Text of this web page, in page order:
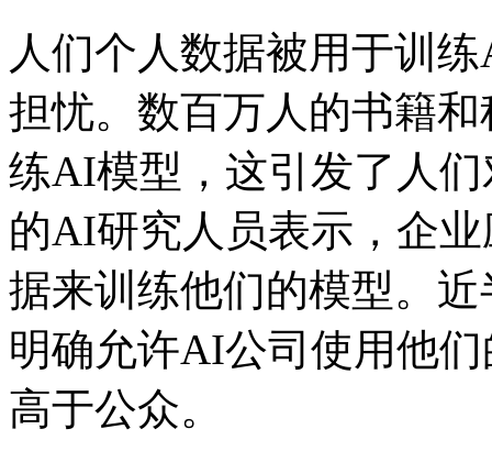
人们个人数据被用于训
担忧。数百万人的书籍
练AI模型，这引发了人
的AI研究人员表示，企
据来训练他们的模型。
明确允许AI公司使用他
高于公众。